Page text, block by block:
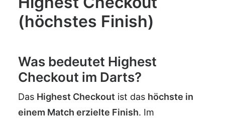
(höchstes Finish)
Was bedeutet Highest
Checkout im Darts?
Das Highest Checkout ist das höchste in
einem Match erzielte Finish. Im